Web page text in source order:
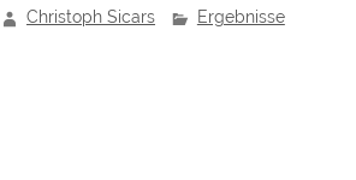
Christoph Sicars Ergebnisse